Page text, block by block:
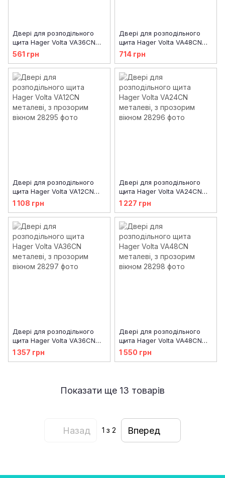
Двері для розподільного
щита Hager Volta VA36CN
металеві, білі
561 грн
Двері для розподільного
щита Hager Volta VA48CN
металеві, білі
714 грн
Двері для розподільного
щита Hager Volta VA12CN
металеві, з прозорим
1 108 грн
Двері для розподільного
щита Hager Volta VA24CN
металеві, з прозорим
1 227 грн
Двері для розподільного
щита Hager Volta VA36CN
металеві, з прозорим
1 357 грн
Двері для розподільного
щита Hager Volta VA48CN
металеві, з прозорим
1 550 грн
Показати ще 13 товарів
Назад 1 з 2 Вперед